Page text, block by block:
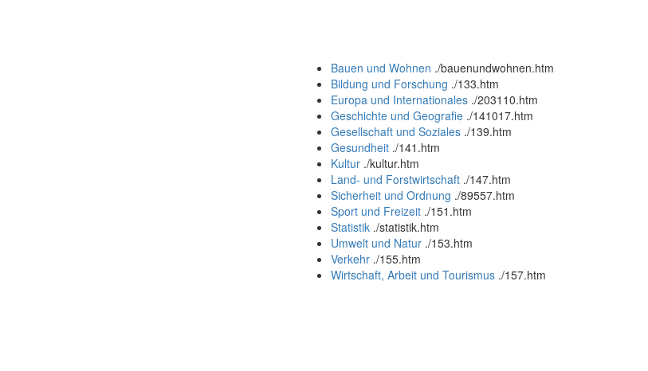
Bauen und Wohnen ./bauenundwohnen.htm
Bildung und Forschung ./133.htm
Europa und Internationales ./203110.htm
Geschichte und Geografie ./141017.htm
Gesellschaft und Soziales ./139.htm
Gesundheit ./141.htm
Kultur ./kultur.htm
Land- und Forstwirtschaft ./147.htm
Sicherheit und Ordnung ./89557.htm
Sport und Freizeit ./151.htm
Statistik ./statistik.htm
Umwelt und Natur ./153.htm
Verkehr ./155.htm
Wirtschaft, Arbeit und Tourismus ./157.htm